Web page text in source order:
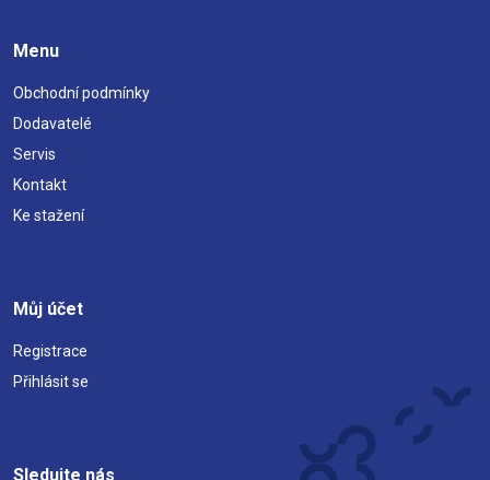
Menu
Obchodní podmínky
Dodavatelé
Servis
Kontakt
Ke stažení
Můj účet
Registrace
Přihlásit se
Sledujte nás